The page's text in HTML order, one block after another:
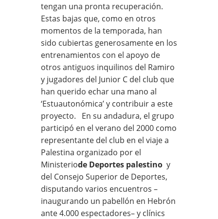
tengan una pronta recuperación.
Estas bajas que, como en otros
momentos de la temporada, han
sido cubiertas generosamente en los
entrenamientos con el apoyo de
otros antiguos inquilinos del Ramiro
y jugadores del Junior C del club que
han querido echar una mano al
‘Estuautonómica’ y contribuir a este
proyecto. En su andadura, el grupo
participó en el verano del 2000 como
representante del club en el viaje a
Palestina organizado por el
Ministeriode Deportes palestino y
del Consejo Superior de Deportes,
disputando varios encuentros –
inaugurando un pabellón en Hebrón
ante 4.000 espectadores– y clínics